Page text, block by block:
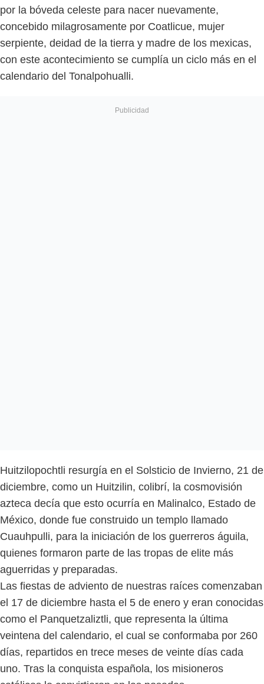
por la bóveda celeste para nacer nuevamente,
concebido milagrosamente por Coatlicue, mujer
serpiente, deidad de la tierra y madre de los mexicas,
con este acontecimiento se cumplía un ciclo más en el
calendario del Tonalpohualli.
Huitzilopochtli resurgía en el Solsticio de Invierno, 21 de
diciembre, como un Huitzilin, colibrí, la cosmovisión
azteca decía que esto ocurría en Malinalco, Estado de
México, donde fue construido un templo llamado
Cuauhpulli, para la iniciación de los guerreros águila,
quienes formaron parte de las tropas de elite más
aguerridas y preparadas.
Las fiestas de adviento de nuestras raíces comenzaban
el 17 de diciembre hasta el 5 de enero y eran conocidas
como el Panquetzaliztli, que representa la última
veintena del calendario, el cual se conformaba por 260
días, repartidos en trece meses de veinte días cada
uno. Tras la conquista española, los misioneros